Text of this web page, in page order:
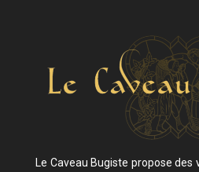
Le Caveau Bugiste propose des